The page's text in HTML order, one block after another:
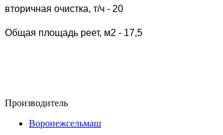
вторичная очистка, т/ч - 20
Общая площадь реет, м2 - 17,5
Производитель
Воронежсельмаш